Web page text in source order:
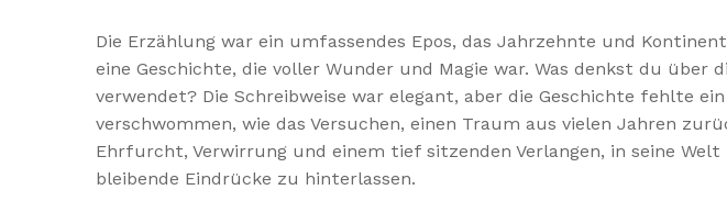
Die Erzählung war ein umfassendes Epos, das Jahrzehnte und
eine Geschichte, die voller Wunder und Magie war. Was denkst du über
verwendet? Die Schreibweise war elegant, aber die Geschichte fehlte
verschwommen, wie das Versuchen, einen Traum aus vielen Jahren
Ehrfurcht, Verwirrung und einem tief sitzenden Verlangen, in seine
bleibende Eindrücke zu hinterlassen.